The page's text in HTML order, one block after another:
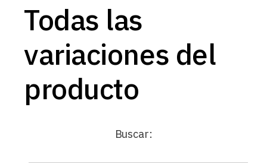
Todas las
variaciones del
producto
Buscar: